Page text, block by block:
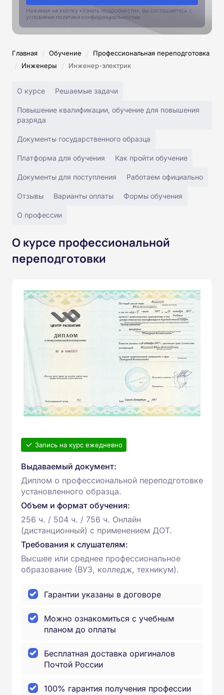
Нажимая на кнопку «Узнать подробности», вы соглашаетесь с
условиями политики конфиденциальностии
Главная / Обучение / Профессиональная переподготовка
/ Инженеры / Инженер-электрик
О курсе Решаемые задачи
Повышение квалификации, обучение для повышения
разряда
Документы государственного образца
Платформа для обучения Как пройти обучение
Документы для поступления Работаем официально
Отзывы Варианты оплаты Формы обучения
О профессии
О курсе профессиональной
переподготовки
Запись на курс ежедневно
Выдаваемый документ:
Диплом о профессиональной переподготовке
установленного образца.
Объем и формат обучения:
256 ч. / 504 ч. / 756 ч. Онлайн
(дистанционный) с применением ДОТ.
Требования к слушателям:
Высшее или среднее профессиональное
образование (ВУЗ, колледж, техникум).
Гарантии указаны в договоре
Можно ознакомиться с учебным
планом до оплаты
Бесплатная доставка оригиналов
Почтой России
100% гарантия получения профессии